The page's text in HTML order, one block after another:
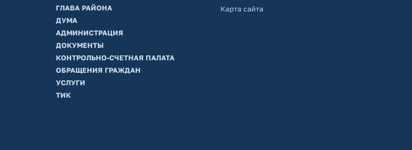
ГЛАВА РАЙОНА
ДУМА
АДМИНИСТРАЦИЯ
ДОКУМЕНТЫ
КОНТРОЛЬНО-СЧЕТНАЯ ПАЛАТА
ОБРАЩЕНИЯ ГРАЖДАН
УСЛУГИ
ТИК
Карта сайта